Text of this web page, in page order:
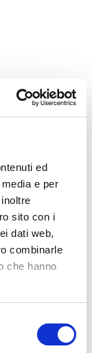
ed
e per
sito con i
dati web,
combinarle
che hanno
tieni in mano
il busto
eretta
tirata al
corretta
alla fine
BODY